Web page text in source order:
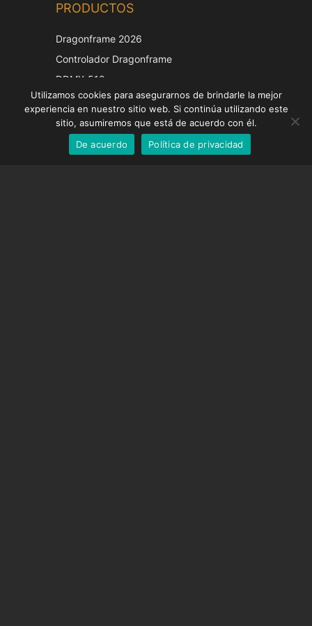
PRODUCTOS
Dragonframe 2026
Controlador Dragonframe
DDMX-512
DMC-32
Tapa de corrección EOS LV
Utilizamos cookies para asegurarnos de brindarle la mejor
experiencia en nuestro sitio web. Si continúa utilizando este
sitio, asumiremos que está de acuerdo con él.
De acuerdo
Política de privacidad
Spanish
English
German